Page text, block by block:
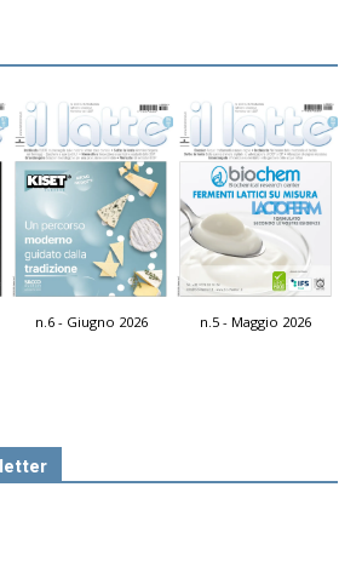
n.6 - Giugno 2026 n.5 - Maggio 2026